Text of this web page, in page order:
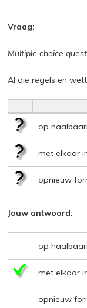
Vraag:
Multiple choice
Al die regels en
op
met elkaar
opnieuw
Jouw antwoord:
op
met elkaar
opnieuw